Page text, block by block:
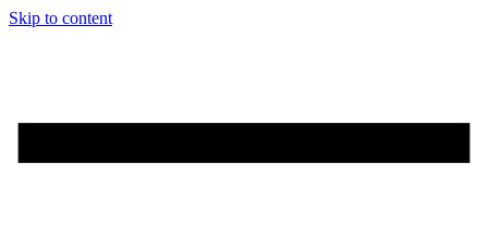
Skip to content